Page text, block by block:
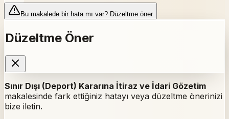
Bu makalede bir hata mı var? Düzeltme öner
Düzeltme Öner
Sınır Dışı (Deport) Kararına İtiraz ve İdari Gözetim
makalesinde fark ettiğiniz hatayı veya düzeltme önerinizi
bize iletin.